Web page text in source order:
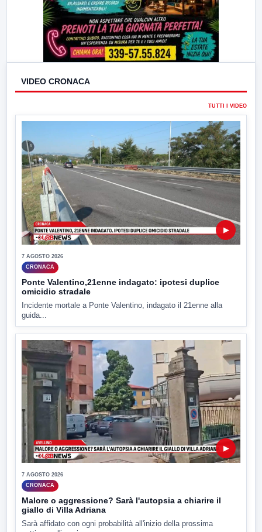
VIDEO CRONACA
TUTTI I VIDEO
▶
7 AGOSTO 2026
CRONACA
Ponte Valentino,21enne indagato: ipotesi duplice
omicidio stradale
Incidente mortale a Ponte Valentino, indagato il 21enne alla
guida...
▶
7 AGOSTO 2026
CRONACA
Malore o aggressione? Sarà l'autopsia a chiarire il
giallo di Villa Adriana
Sarà affidato con ogni probabilità all'inizio della prossima